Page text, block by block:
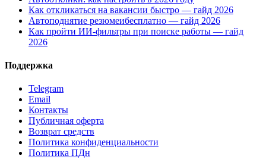
Как откликаться на вакансии быстро — гайд 2026
Автоподнятие резюмеибесплатно — гайд 2026
Как пройти ИИ-фильтры при поиске работы — гайд
2026
Поддержка
Telegram
Email
Контакты
Публичная оферта
Возврат средств
Политика конфиденциальности
Политика ПДн